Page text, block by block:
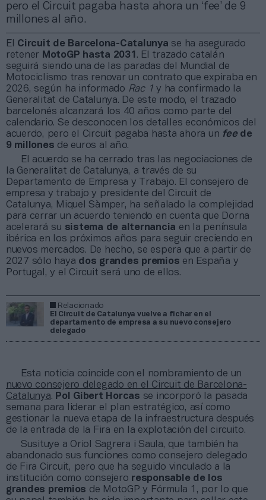
pero el Circuit pagaba hasta ahora un ‘fee’ de 9
millones al año.
El Circuit de Barcelona-Catalunya se ha asegurado
retener MotoGP hasta 2031 . El trazado catalán
seguirá siendo una de las paradas del Mundial de
Motociclismo tras renovar un contrato que expiraba en
2026, según ha informado Rac 1 y ha confirmado la
Generalitat de Catalunya. De este modo, el trazado
barcelonés alcanzará los 40 años como parte del
calendario. Se desconocen los detalles económicos del
acuerdo, pero el Circuit pagaba hasta ahora un feede
9 millones de euros al año.
El acuerdo se ha cerrado tras las negociaciones de
la Generalitat de Catalunya, a través de su
Departamento de Empresa y Trabajo. El consejero de
empresa y trabajo y presidente del Circuit de
Catalunya, Miquel Sàmper, ha señalado la complejidad
para cerrar un acuerdo teniendo en cuenta que Dorna
acelerará su sistema de alternancia en la península
ibérica en los próximos años para seguir creciendo en
nuevos mercados. De hecho, se espera que a partir de
2027 sólo haya dos grandes premios en España y
Portugal, y el Circuit será uno de ellos.
Relacionado
El Circuit de Catalunya vuelve a fichar en el
departamento de empresa a su nuevo consejero
delegado
Esta noticia coincide con el nombramiento de un
nuevo consejero delegado en el Circuit de Barcelona-
Catalunya. Pol Gibert Horcas se incorporó la pasada
semana para liderar el plan estratégico, así como
gestionar la nueva etapa de la infraestructura después
de la entrada de la Fira en la explotación del circuito.
Susituye a Oriol Sagrera i Saula, que también ha
abandonado sus funciones como consejero delegado
de Fira Circuit, pero que ha seguido vinculado a la
institución como consejero responsable de los
grandes premios de MotoGP y Fórmula 1, por lo que